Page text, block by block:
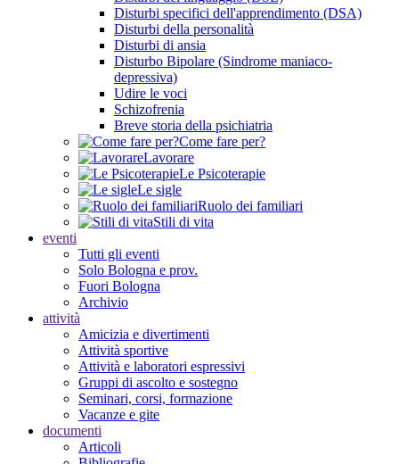
Disturbi specifici dell'apprendimento (DSA)
Disturbi della personalità
Disturbi di ansia
Disturbo Bipolare (Sindrome maniaco-
depressiva)
Udire le voci
Schizofrenia
Breve storia della psichiatria
Come fare per?
Lavorare
Le Psicoterapie
Le sigle
Ruolo dei familiari
Stili di vita
eventi
Tutti gli eventi
Solo Bologna e prov.
Fuori Bologna
Archivio
attività
Amicizia e divertimenti
Attività sportive
Attività e laboratori espressivi
Gruppi di ascolto e sostegno
Seminari, corsi, formazione
Vacanze e gite
documenti
Articoli